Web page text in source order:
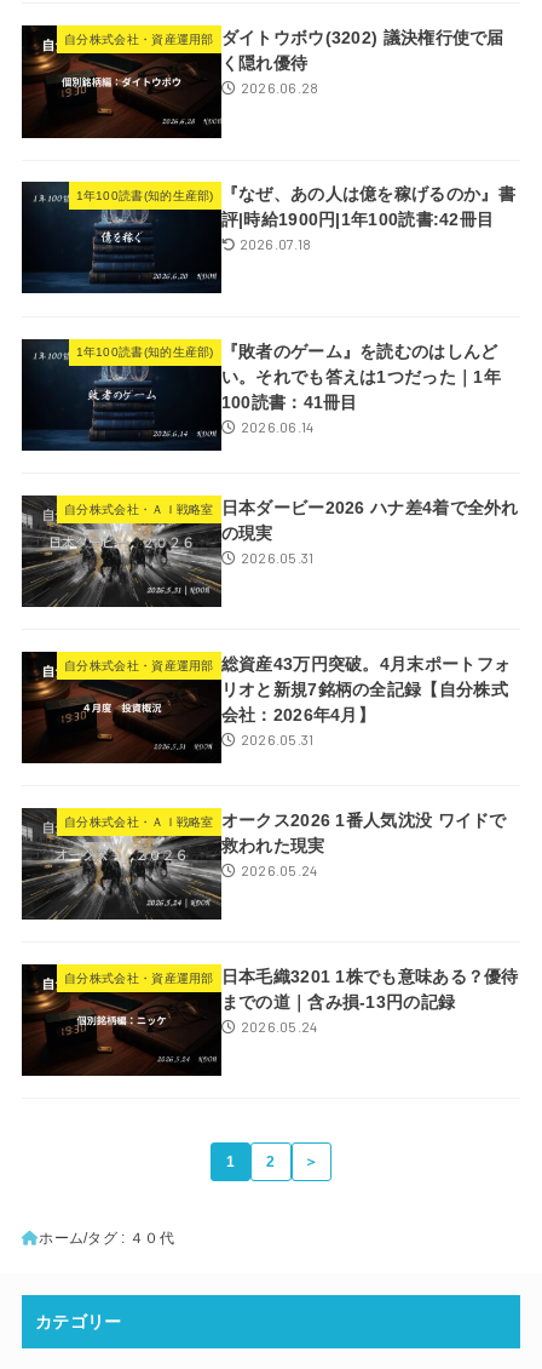
自分株式会社・資産運用部
ダイトウボウ(3202) 議決権行使で届
く隠れ優待
2026.06.28
1年100読書(知的生産部)
『なぜ、あの人は億を稼げるのか』書
評|時給1900円|1年100読書:42冊目
2026.07.18
1年100読書(知的生産部)
『敗者のゲーム』を読むのはしんど
い。それでも答えは1つだった｜1年
100読書：41冊目
2026.06.14
自分株式会社・ＡＩ戦略室
日本ダービー2026 ハナ差4着で全外れ
の現実
2026.05.31
自分株式会社・資産運用部
総資産43万円突破。4月末ポートフォ
リオと新規7銘柄の全記録【自分株式
会社：2026年4月】
2026.05.31
自分株式会社・ＡＩ戦略室
オークス2026 1番人気沈没 ワイドで
救われた現実
2026.05.24
自分株式会社・資産運用部
日本毛織3201 1株でも意味ある？優待
までの道｜含み損-13円の記録
2026.05.24
1 2 ＞
ホーム タグ : ４０代
カテゴリー